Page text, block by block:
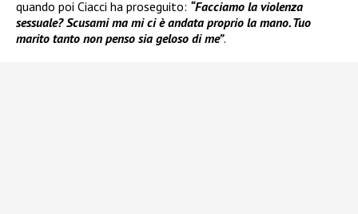
quando poi Ciacci ha proseguito: “Facciamo la violenza
sessuale? Scusami ma mi ci è andata proprio la mano. Tuo
marito tanto non penso sia geloso di me”.